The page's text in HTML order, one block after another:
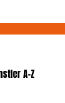
A-Z